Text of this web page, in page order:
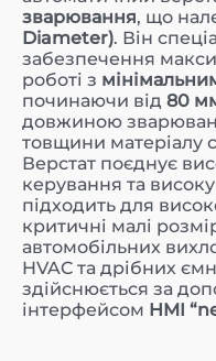
зварювання, що
Diameter). Він
забезпечення
роботі з
починаючи від 80
довжиною
товщини матеріалу
Верстат поєднує
керування та
підходить для
критичні малі
автомобільних
HVAC та дрібних
здійснюється за
інтерфейсом HMI